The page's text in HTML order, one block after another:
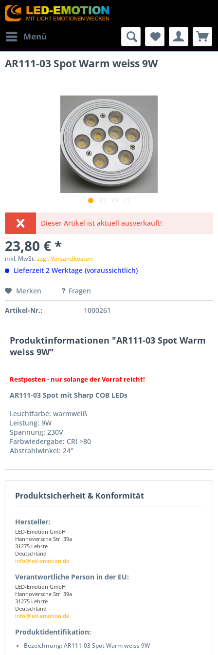
Menü
AR111-03 Spot Warm weiss 9W
Dieser Artikel ist aktuell ausverkauft!
23,80 € *
inkl. MwSt.zzgl. Versandkosten
Lieferzeit 2 Werktage (voraussichtlich)
Merken Fragen
Artikel-Nr.: 1000261
Produktinformationen "AR111-03 Spot Warm
weiss 9W"
Restposten - nur solange der Vorrat reicht!
AR111-03 Spot mit Sharp COB LEDs
Leuchtfarbe: warmweiß
Leistung: 9W
Spannung: 230V
Farbwiedergabe: CRI >80
Abstrahlwinkel: 24°
Produktsicherheit & Konformität
Hersteller:
LED-Emotion GmbH
Hannoversche Str. 39a
31275 Lehrte
Deutschland
info@led-emotion.de
Verantwortliche Person in der EU:
LED-Emotion GmbH
Hannoversche Str. 39a
31275 Lehrte
Deutschland
info@led-emotion.de
Produktidentifikation:
Bezeichnung: AR111-03 Spot Warm weiss 9W